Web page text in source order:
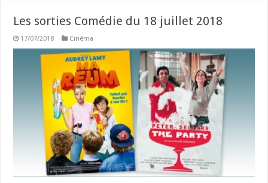
Les sorties Comédie du 18 juillet 2018
17/07/2018 Cinéma